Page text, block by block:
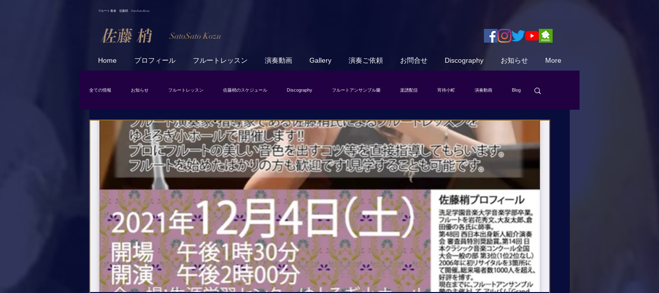
フルート 奏者 佐藤梢 SatoSato Kozu
SatoSato Kozu
Home プロフィール フルートレッスン 演奏動画 Gallery 演奏ご依頼 お問合せ Discography お知らせ More
全ての情報 お知らせ フルートレッスン 佐藤梢のスケジュール Discography フルートアンサンブル蘭 楽譜配信 宵待小町 演奏動画 Blog
スケジュール